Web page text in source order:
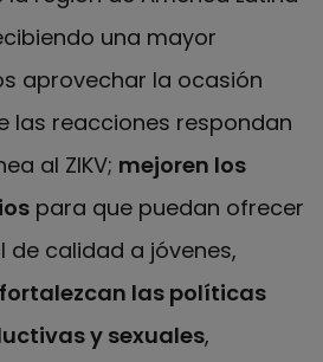
una mayor
aprovechar la ocasión
las reacciones respondan
al ZIKV; mejoren los
para que puedan ofrecer
de calidad a jóvenes,
fortalezcan las políticas
y sexuales,